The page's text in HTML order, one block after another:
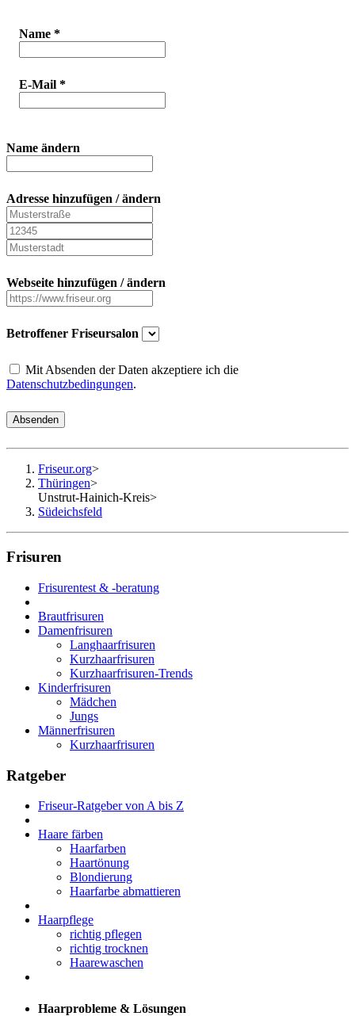
Name *
E-Mail *
Name ändern
Adresse hinzufügen / ändern
Webseite hinzufügen / ändern
Betroffener Friseursalon
Mit Absenden der Daten akzeptiere ich die
Datenschutzbedingungen.
Absenden
Friseur.org>
Thüringen>
Unstrut-Hainich-Kreis>
Südeichsfeld
Frisuren
Frisurentest & -beratung
Brautfrisuren
Damenfrisuren
Langhaarfrisuren
Kurzhaarfrisuren
Kurzhaarfrisuren-Trends
Kinderfrisuren
Mädchen
Jungs
Männerfrisuren
Kurzhaarfrisuren
Ratgeber
Friseur-Ratgeber von A bis Z
Haare färben
Haarfarben
Haartönung
Blondierung
Haarfarbe abmattieren
Haarpflege
richtig pflegen
richtig trocknen
Haarewaschen
Haarprobleme & Lösungen